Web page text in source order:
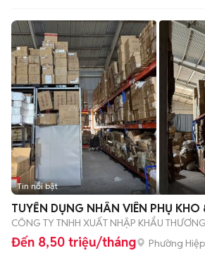
Tin nổi bật
TUYỂN DỤNG NHÂN VIÊN PHỤ KHO
CÔNG TY TNHH XUẤT NHẬP KHẨU
Đến 8,50 triệu/tháng Phường